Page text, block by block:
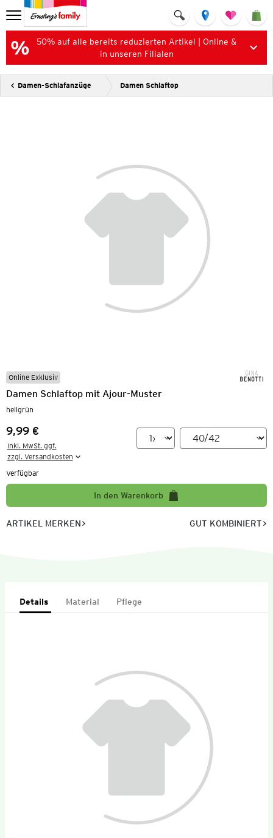
50% auf alle bereits reduzierten Artikel | Online &
in unseren Filialen
Damen-Schlafanzüge Damen Schlaftop
Online Exklusiv
Damen Schlaftop mit Ajour-Muster
hellgrün
Preis:
9,99 €
inkl. MwSt. ggf.
zzgl. Versandkosten
Verfügbar
In den Warenkorb
ARTIKEL MERKEN GUT KOMBINIERT
Details Material Pflege